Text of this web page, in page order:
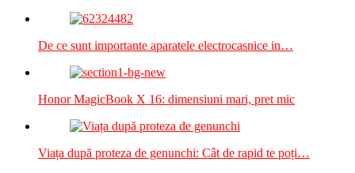
De ce sunt importante aparatele electrocasnice in…
Honor MagicBook X 16: dimensiuni mari, pret mic
Viața după proteza de genunchi: Cât de rapid te poți…